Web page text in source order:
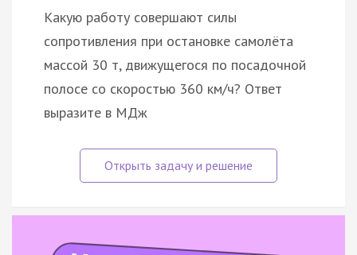
Какую работу совершают силы
сопротивления при остановке самолёта
массой 30 т, движущегося по посадочной
полосе со скоростью 360 км/ч? Ответ
выразите в МДж